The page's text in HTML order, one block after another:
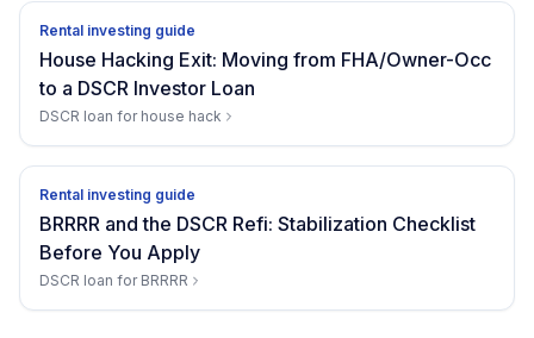
Rental investing guide
House Hacking Exit: Moving from FHA/Owner-Occ
to a DSCR Investor Loan
DSCR loan for house hack
Rental investing guide
BRRRR and the DSCR Refi: Stabilization Checklist
Before You Apply
DSCR loan for BRRRR